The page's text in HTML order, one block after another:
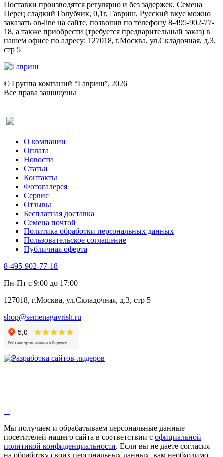
Поставки производятся регулярно и без задержек. Семена
Перец сладкий Голубчик, 0,1г, Гавриш, Русский вкус можно
заказать on-line на сайте, позвонив по телефону 8-495-902-77-
18, а также приобрести (требуется предварительный заказ) в
нашем офисе по адресу: 127018, г.Москва, ул.Складочная, д.3,
стр 5
© Группа компаний “Гавриш”, 2026
Все права защищены
О компании
Оплата
Новости
Статьи
Контакты
Фотогалерея​
Сервис
Отзывы
Бесплатная доставка
Семена почтой
Политика обработки персональных данных
Пользовательское соглашение
Публичная оферта
8-495-902-77-18
Пн-Пт с 9:00 до 17:00
127018, г.Москва, ул.Складочная, д.3, стр 5
shop@semenagavrish.ru
Мы получаем и обрабатываем персональные данные
посетителей нашего сайта в соответствии с официальной
политикой конфиденциальности. Если вы не даете согласия
на обработку своих персональных данных, вам необходимо